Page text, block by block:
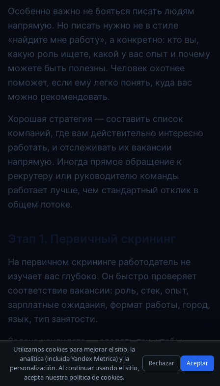
Особенно важно не бояться писать людям
напрямую. Но писать нужно не в стиле
«найдите мне работу», а конкретно: кто вы,
какую роль ищете, какой у вас опыт и почему
можете быть полезны. Человек охотнее
поможет, если ему легко понять, куда вас
можно рекомендовать.
Хорошая стратегия — составить список
компаний, где вам действительно интересно
работать, и отслеживать их вакансии
напрямую. Иногда прямое обращение к
рекрутеру или руководителю команды
работает лучше, чем стандартный отклик в
общем потоке.
Этап 1. Первичный скрининг
На первичном скрининге работодатель не
изучает вас глубоко. Он быстро проверяет
соответствие вакансии: роль, стек, опыт,
зарплатные ожидания, формат работы, город,
язык, тип занятости.
Задача кандидата — сделать так, чтобы
нужная информация была видна сразу. Если в
вакансии требуется Java, Spring, PostgreSQL и
Kafka, а у вас этот опыт есть, он должен быть
Utilizamos cookies para mejorar el sitio, la
analítica (incluida Yandex Metrica) y la
personalización. Al continuar usando el sitio,
acepta nuestra política de cookies.
Rechazar Aceptar